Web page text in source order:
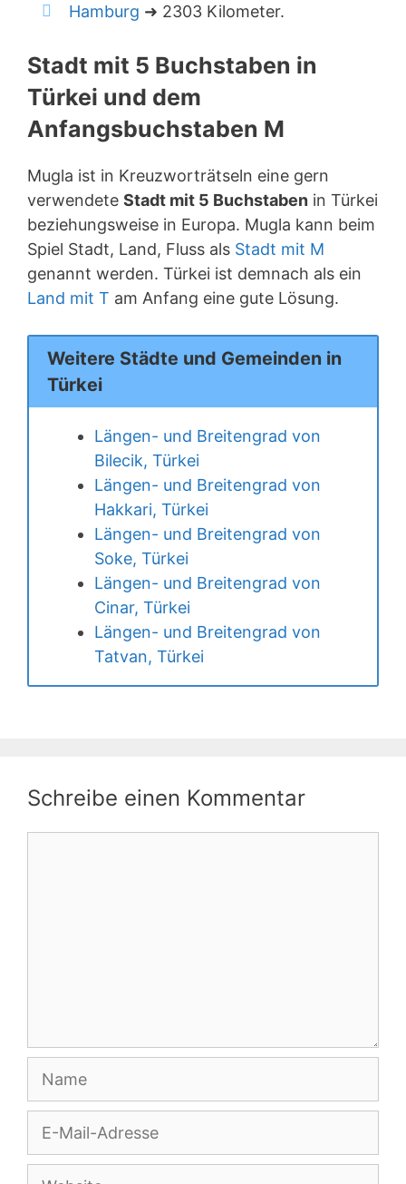
Hamburg ➜ 2303 Kilometer.
Stadt mit 5 Buchstaben in
Türkei und dem
Anfangsbuchstaben M
Mugla ist in Kreuzworträtseln eine gern
verwendete Stadt mit 5 Buchstaben in Türkei
beziehungsweise in Europa. Mugla kann beim
Spiel Stadt, Land, Fluss als Stadt mit M
genannt werden. Türkei ist demnach als ein
Land mit T am Anfang eine gute Lösung.
Weitere Städte und Gemeinden in
Türkei
Längen- und Breitengrad von
Bilecik, Türkei
Längen- und Breitengrad von
Hakkari, Türkei
Längen- und Breitengrad von
Soke, Türkei
Längen- und Breitengrad von
Cinar, Türkei
Längen- und Breitengrad von
Tatvan, Türkei
Schreibe einen Kommentar
Adresse
Website